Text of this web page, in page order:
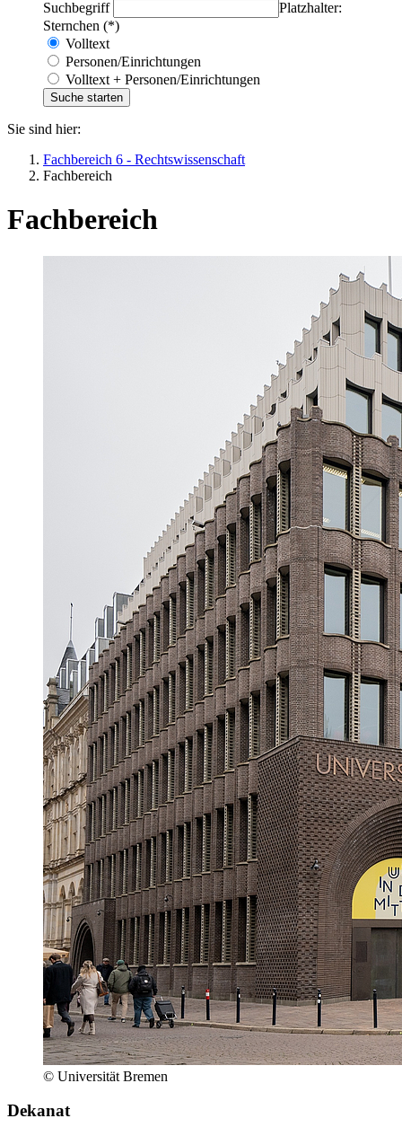
Suchbegriff
Platzhalter:
Sternchen (*)
Volltext
Personen/Einrichtungen
Volltext + Personen/Einrichtungen
Sie sind hier:
Fachbereich 6 - Rechtswissenschaft
Fachbereich
Fachbereich
© Universität Bremen
Dekanat